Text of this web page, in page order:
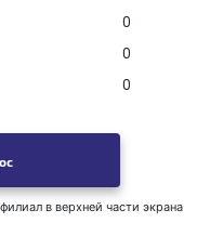
0
0
0
в верхней части экрана